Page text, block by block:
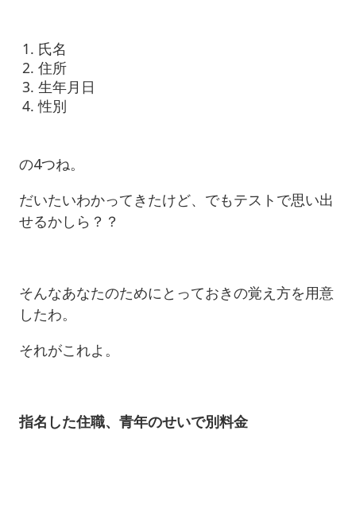
氏名
住所
生年月日
性別
の4つね。
だいたいわかってきたけど、でもテストで思い出
せるかしら？？
そんなあなたのためにとっておきの覚え方を用意
したわ。
それがこれよ。
指名した住職、青年のせいで別料金